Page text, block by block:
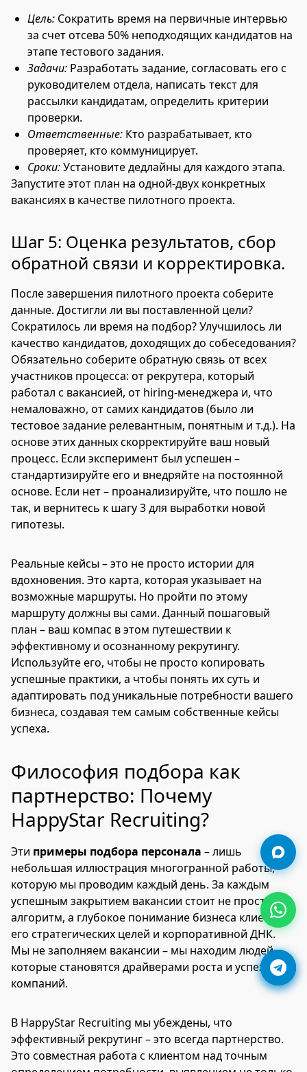
Цель: Сократить время на первичные интервью
за счет отсева 50% неподходящих кандидатов на
этапе тестового задания.
Задачи: Разработать задание, согласовать его с
руководителем отдела, написать текст для
рассылки кандидатам, определить критерии
проверки.
Ответственные: Кто разрабатывает, кто
проверяет, кто коммуницирует.
Сроки:Установите дедлайны для каждого этапа.
Запустите этот план на одной-двух конкретных
вакансиях в качестве пилотного проекта.
Шаг 5: Оценка результатов, сбор
обратной связи и корректировка.
После завершения пилотного проекта соберите
данные. Достигли ли вы поставленной цели?
Сократилось ли время на подбор? Улучшилось ли
качество кандидатов, доходящих до собеседования?
Обязательно соберите обратную связь от всех
участников процесса: от рекрутера, который
работал с вакансией, от hiring-менеджера и, что
немаловажно, от самих кандидатов (было ли
тестовое задание релевантным, понятным и т.д.). На
основе этих данных скорректируйте ваш новый
процесс. Если эксперимент был успешен –
стандартизируйте его и внедряйте на постоянной
основе. Если нет – проанализируйте, что пошло не
так, и вернитесь к шагу 3 для выработки новой
гипотезы.
Реальные кейсы – это не просто истории для
вдохновения. Это карта, которая указывает на
возможные маршруты. Но пройти по этому
маршруту должны вы сами. Данный пошаговый
план – ваш компас в этом путешествии к
эффективному и осознанному рекрутингу.
Используйте его, чтобы не просто копировать
успешные практики, а чтобы понять их суть и
адаптировать под уникальные потребности вашего
бизнеса, создавая тем самым собственные кейсы
успеха.
Философия подбора как
партнерство: Почему
HappyStar Recruiting?
Эти примеры подбора персонала – лишь
небольшая иллюстрация многогранной работы,
которую мы проводим каждый день. За каждым
успешным закрытием вакансии стоит не просто
алгоритм, а глубокое понимание бизнеса клиента,
его стратегических целей и корпоративной ДНК.
Мы не заполняем вакансии – мы находим людей,
которые становятся драйверами роста и успеха
компаний.
В HappyStar Recruiting мы убеждены, что
эффективный рекрутинг – это всегда партнерство.
Это совместная работа с клиентом над точным